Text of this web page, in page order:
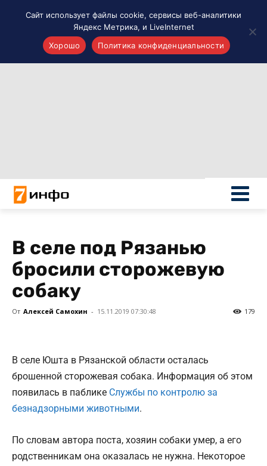
Новости России
Политика
О НАС
В селе под Рязанью
бросили сторожевую
собаку
От Алексей Самохин - 15.11.2019 07:30:48 179
В селе Юшта в Рязанской области осталась
брошенной сторожевая собака. Информация об этом
появилась в паблике Cлужбы по контролю за
безнадзорными животными.
По словам автора поста, хозяин собаки умер, а его
родственникам она оказалась не нужна. Некоторое
Сайт использует файлы cookie, сервисы веб-аналитики
Яндекс Метрика, и LiveInternet
Хорошо
Политика конфиденциальности